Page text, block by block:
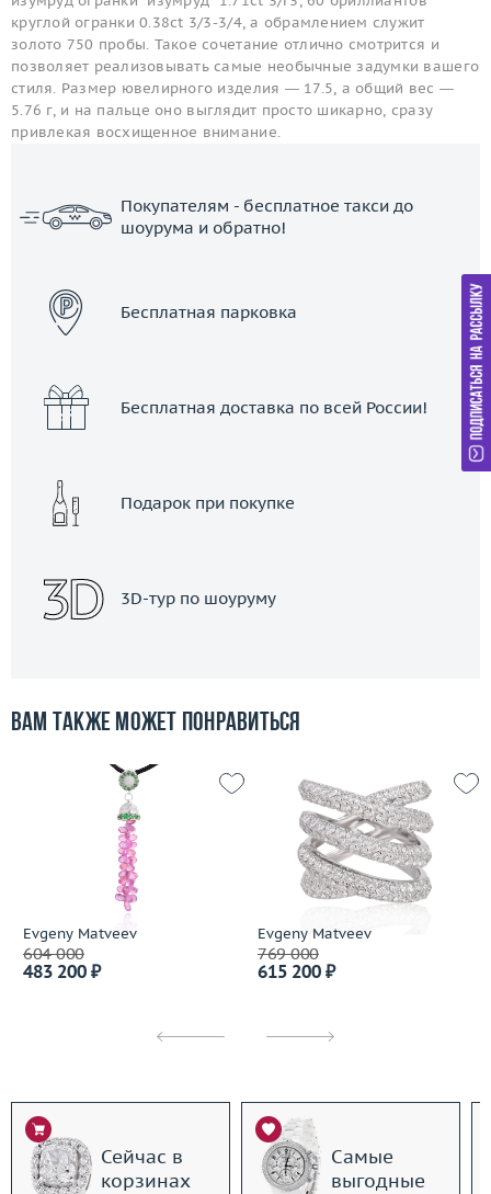
круглой огранки 0.38ct 3/3-3/4, а обрамлением служит
золото 750 пробы. Такое сочетание отлично смотрится и
позволяет реализовывать самые необычные задумки вашего
стиля. Размер ювелирного изделия — 17.5, а общий вес —
5.76 г, и на пальце оно выглядит просто шикарно, сразу
привлекая восхищенное внимание.
Покупателям - бесплатное такси до
шоурума и обратно!
Бесплатная парковка
Бесплатная доставка по всей России!
Подарок при покупке
3D-тур по шоуруму
Вам также может понравиться
Evgeny Matveev
604 000
483 200 ₽
Evgeny Matveev
769 000
615 200 ₽
Сейчас в
корзинах
Самые
выгодные